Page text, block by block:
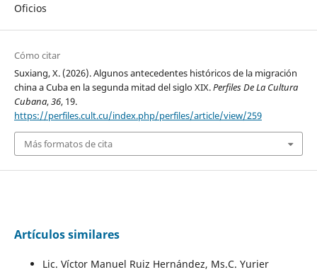
Oficios
Cómo citar
Suxiang, X. (2026). Algunos antecedentes históricos de la migración
china a Cuba en la segunda mitad del siglo XIX.Perfiles De La Cultura
Cubana,36, 19.
https://perfiles.cult.cu/index.php/perfiles/article/view/259
Más formatos de cita
Artículos similares
Lic. Víctor Manuel Ruiz Hernández, Ms.C. Yurier